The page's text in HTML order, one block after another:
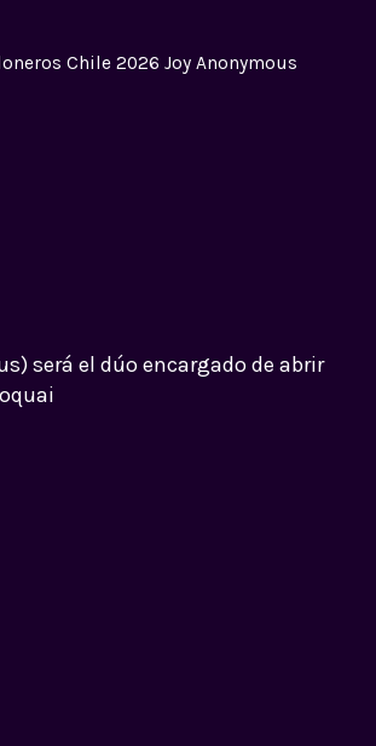
será el dúo encargado de abrir